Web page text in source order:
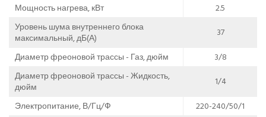
Мощность нагрева, кВт
2.5
Уровень шума внутреннего блока
максимальный, дБ(А)
37
Диаметр фреоновой трассы - Газ, дюйм
3/8
Диаметр фреоновой трассы - Жидкость,
дюйм
1/4
Электропитание, В/Гц/Ф
220-240/50/1